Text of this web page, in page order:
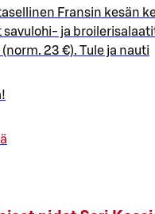
Fransin kesän
savulohi- ja
23 €). Tule ja nauti